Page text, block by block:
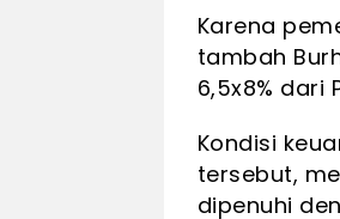
Karena
tambah
6,5x8% dari
Kondisi
tersebut,
dipenuhi